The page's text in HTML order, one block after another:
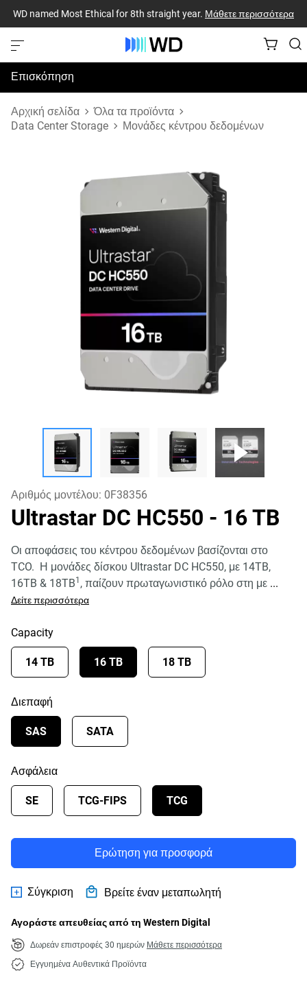
WD named Most Ethical for 8th straight year. Μάθετε περισσότερα
Επισκόπηση
Προδιαγραφές
Αρχική σελίδα
Όλα τα προϊόντα
Data Center Storage
Μονάδες κέντρου δεδομένων
Αριθμός μοντέλου: 0F38356
Ultrastar DC HC550 - 16 TB
Οι αποφάσεις του κέντρου δεδομένων βασίζονται στο
TCO. Η μονάδες δίσκου Ultrastar DC HC550, με 14TB,
16TB & 18TB1 , παίζουν πρωταγωνιστικό ρόλο στη με ...
Δείτε περισσότερα
Capacity
14 TB 16 TB 18 TB
Διεπαφή
SAS SATA
Ασφάλεια
SE TCG-FIPS TCG
Ερώτηση για προσφορά
Σύγκριση Βρείτε έναν μεταπωλητή
Αγοράστε απευθείας από τη Western Digital
Δωρεάν επιστροφές 30 ημερών Μάθετε περισσότερα
Εγγυημένα Αυθεντικά Προϊόντα